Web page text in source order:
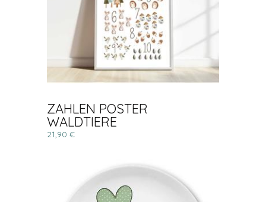
ZAHLEN POSTER
WALDTIERE
21,90 €